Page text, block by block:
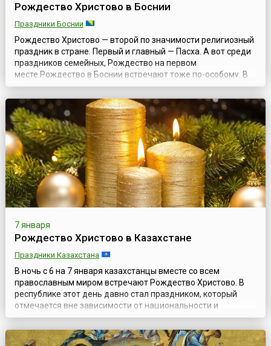
Рождество Христово в Боснии
Праздники Боснии
Рождество Христово — второй по значимости религиозный
праздник в стране. Первый и главный — Пасха. А вот среди
праздников семейных, Рождество на первом
месте.Рождество в Боснии встречают тоже по-особому. В
обрядности праздника есть даже элементы языческие,
сохранившиеся со времен почитаемого на Балканах
святого Савы, первого Архиепископа Сербского (в русском
написании — Савва). Святой Сава ког...
7 января
Рождество Христово в Казахстане
Праздники Казахстана
В ночь с 6 на 7 января казахстанцы вместе со всем
православным миром встречают Рождество Христово. В
республике этот день давно стал праздником, который
отмечается вне зависимости от национальности и
вероисповедания. О приходе Рождества всегда возвещает
колокольный звон. Как и предшествующий Рождеству
Новый год, праздник богат традициями, обычаями,